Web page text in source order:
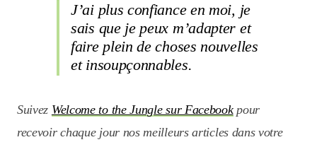
J’ai plus confiance en moi, je
sais que je peux m’adapter et
faire plein de choses nouvelles
et insoupçonnables.
Suivez Welcome to the Jungle sur Facebookpour
recevoir chaque jour nos meilleurs articles dans votre